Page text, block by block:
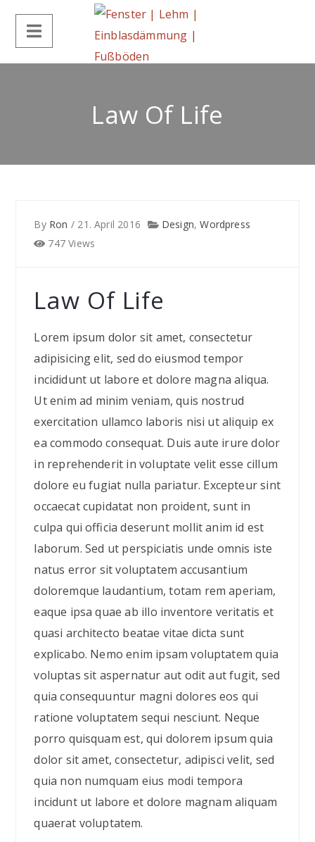
Law Of Life
By Ron / 21. April 2016 Design,Wordpress
747 Views
Law Of Life
Lorem ipsum dolor sit amet, consectetur
adipisicing elit, sed do eiusmod tempor
incididunt ut labore et dolore magna aliqua.
Ut enim ad minim veniam, quis nostrud
exercitation ullamco laboris nisi ut aliquip ex
ea commodo consequat. Duis aute irure dolor
in reprehenderit in voluptate velit esse cillum
dolore eu fugiat nulla pariatur. Excepteur sint
occaecat cupidatat non proident, sunt in
culpa qui officia deserunt mollit anim id est
laborum. Sed ut perspiciatis unde omnis iste
natus error sit voluptatem accusantium
doloremque laudantium, totam rem aperiam,
eaque ipsa quae ab illo inventore veritatis et
quasi architecto beatae vitae dicta sunt
explicabo. Nemo enim ipsam voluptatem quia
voluptas sit aspernatur aut odit aut fugit, sed
quia consequuntur magni dolores eos qui
ratione voluptatem sequi nesciunt. Neque
porro quisquam est, qui dolorem ipsum quia
dolor sit amet, consectetur, adipisci velit, sed
quia non numquam eius modi tempora
incidunt ut labore et dolore magnam aliquam
quaerat voluptatem.